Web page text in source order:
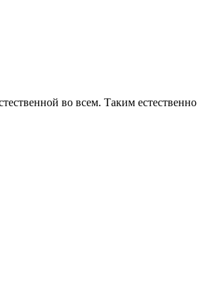
во всем. Таким естественно